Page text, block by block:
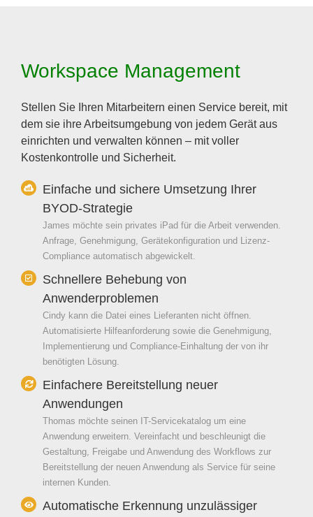
Workspace Management
Stellen Sie Ihren Mitarbeitern einen Service bereit, mit
dem sie ihre Arbeitsumgebung von jedem Gerät aus
einrichten und verwalten können – mit voller
Kostenkontrolle und Sicherheit.
Einfache und sichere Umsetzung Ihrer
BYOD-Strategie
James möchte sein privates iPad für die Arbeit verwenden.
Anfrage, Genehmigung, Gerätekonfiguration und Lizenz-
Compliance automatisch abgewickelt.
Schnellere Behebung von
Anwenderproblemen
Cindy kann die Datei eines Lieferanten nicht öffnen.
Automatisierte Hilfeanforderung sowie die Genehmigung,
Implementierung und Compliance-Einhaltung der von ihr
benötigten Lösung.
Einfachere Bereitstellung neuer
Anwendungen
Thomas möchte seinen IT-Servicekatalog um eine
Anwendung erweitern. Vereinfacht und beschleunigt die
Gestaltung, Freigabe und Anwendung des Workflows zur
Bereitstellung der neuen Anwendung als Service für seine
internen Kunden.
Automatische Erkennung unzulässiger